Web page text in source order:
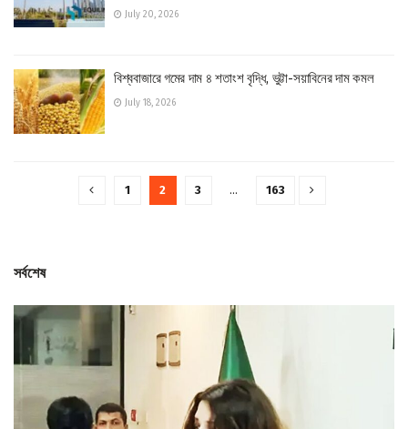
July 20, 2026
বিশ্ববাজারে গমের দাম ৪ শতাংশ বৃদ্ধি, ভুট্টা-সয়াবিনের দাম কমল
July 18, 2026
1 2 3 … 163
সর্বশেষ